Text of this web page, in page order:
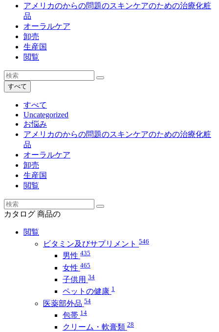
アメリカのからの問題のスキンケアのための治療化粧
品
オーラルケア
卸売
生産国
閲覧
すべて
すべて
Uncategorized
お悩み
アメリカのからの問題のスキンケアのための治療化粧
品
オーラルケア
卸売
生産国
閲覧
カタログ 商品の
閲覧
ビタミン及びサプリメント 546
男性 435
女性 465
子供用 34
ペットの健康 1
医薬部外品 54
包帯 14
クリーム・軟膏類 28